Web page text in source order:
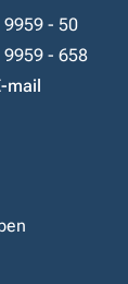
9959 - 50
9959 - 658
mail